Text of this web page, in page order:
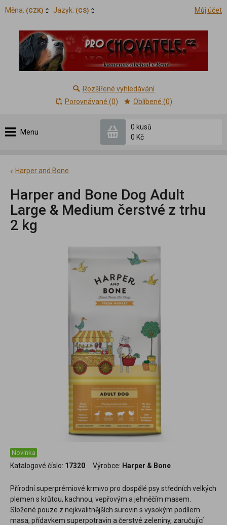
Měna: (CZK) Jazyk: (CS) Můj účet
Menu
0 kusů
0 Kč
Rozšířené vyhledávání
Porovnávané (0)
Oblíbené (0)
Harper and Bone
Harper and Bone Dog Adult
Large & Medium čerstvé z trhu
2 kg
Novinka
Katalogové číslo: 17320 Výrobce: Harper & Bone
Přírodní superprémiové krmivo pro dospělé psy středních velkých
plemen s krůtou, kachnou, vepřovým a jehněčím masem.
Složené pouze z nejkvalitnějších surovin s vysokým podílem
masa, přídavkem superpotravin a čerstvé zeleniny, zaručující